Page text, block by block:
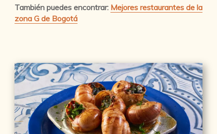
También puedes encontrar: Mejores restaurantes de la
zona G de Bogotá